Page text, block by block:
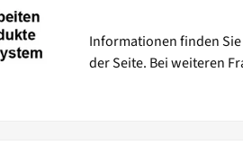
Informationen finden
der Seite. Bei weiteren